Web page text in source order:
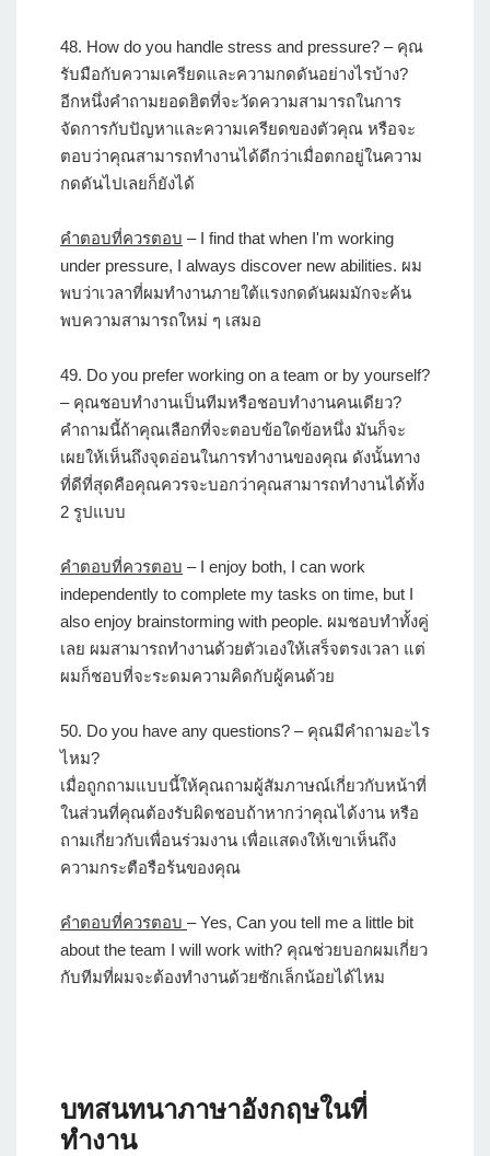
48. How do you handle stress and pressure? – คุณ
รับมือกับความเครียดและความกดดันอย่างไรบ้าง?
อีกหนึ่งคำถามยอดฮิตที่จะวัดความสามารถในการ
จัดการกับปัญหาและความเครียดของตัวคุณ หรือจะ
ตอบว่าคุณสามารถทำงานได้ดีกว่าเมื่อตกอยู่ในความ
กดดันไปเลยก็ยังได้
คำตอบที่ควรตอบ – I find that when I'm working
under pressure, I always discover new abilities. ผม
พบว่าเวลาที่ผมทำงานภายใต้แรงกดดันผมมักจะค้น
พบความสามารถใหม่ ๆ เสมอ
49. Do you prefer working on a team or by yourself?
– คุณชอบทำงานเป็นทีมหรือชอบทำงานคนเดียว?
คำถามนี้ถ้าคุณเลือกที่จะตอบข้อใดข้อหนึ่ง มันก็จะ
เผยให้เห็นถึงจุดอ่อนในการทำงานของคุณ ดังนั้นทาง
ที่ดีที่สุดคือคุณควรจะบอกว่าคุณสามารถทำงานได้ทั้ง
2 รูปแบบ
คำตอบที่ควรตอบ – I enjoy both, I can work
independently to complete my tasks on time, but I
also enjoy brainstorming with people. ผมชอบทำทั้งคู่
เลย ผมสามารถทำงานด้วยตัวเองให้เสร็จตรงเวลา แต่
ผมก็ชอบที่จะระดมความคิดกับผู้คนด้วย
50. Do you have any questions? – คุณมีคำถามอะไร
ไหม?
เมื่อถูกถามแบบนี้ให้คุณถามผู้สัมภาษณ์เกี่ยวกับหน้าที่
ในส่วนที่คุณต้องรับผิดชอบถ้าหากว่าคุณได้งาน หรือ
ถามเกี่ยวกับเพื่อนร่วมงาน เพื่อแสดงให้เขาเห็นถึง
ความกระตือรือร้นของคุณ
คำตอบที่ควรตอบ – Yes, Can you tell me a little bit
about the team I will work with? คุณช่วยบอกผมเกี่ยว
กับทีมที่ผมจะต้องทำงานด้วยซักเล็กน้อยได้ไหม
บทสนทนาภาษาอังกฤษในที่
ทำงาน